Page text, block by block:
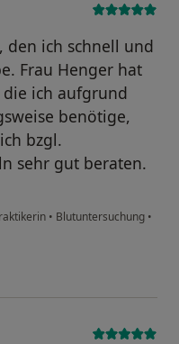
den ich schnell und
Frau Henger hat
ich aufgrund
benötige,
bzgl.
sehr gut beraten.
• Blutuntersuchung •